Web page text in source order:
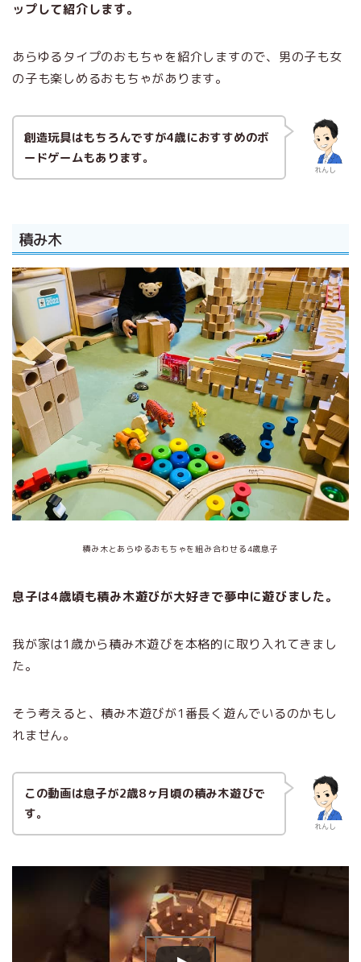
ップして紹介します。
あらゆるタイプのおもちゃを紹介しますので、男の子も女
の子も楽しめるおもちゃがあります。
れんし
創造玩具はもちろんですが4歳におすすめのボ
ードゲームもあります。
積み木
積み木とあらゆるおもちゃを組み合わせる4歳息子
息子は4歳頃も積み木遊びが大好きで夢中に遊びました。
我が家は1歳から積み木遊びを本格的に取り入れてきまし
た。
そう考えると、積み木遊びが1番長く遊んでいるのかもし
れません。
れんし
この動画は息子が2歳8ヶ月頃の積み木遊びで
す。